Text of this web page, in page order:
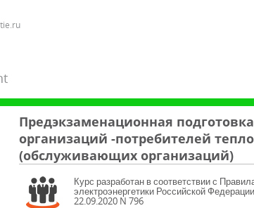
Предэкзаменационная
организаций -потребителей
(обслуживающих организаций)
Курс разработан в соответствии с
электроэнергетики Российской
22.09.2020 N 796